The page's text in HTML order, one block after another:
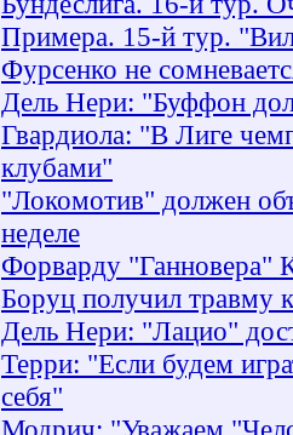
Примера. 15-й тур.
Фурсенко не
Дель Нери: "Буффон
Гвардиола: "В Лиге
клубами"
"Локомотив" должен
неделе
Форварду "Ганновера"
Боруц получил травму
Дель Нери: "Лацио"
Терри: "Если будем
себя"